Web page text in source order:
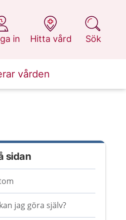
in
Hitta vård
på 1177.se
Sök
på 1177.se
vården
sidan
jag göra själv?